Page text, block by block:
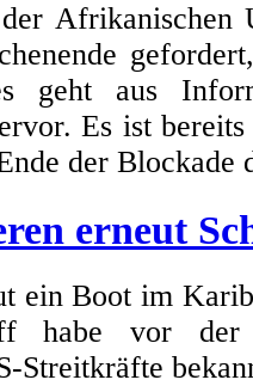
geht aus
Es ist
der
erneut
ein Boot im
vor der
Streitkräfte